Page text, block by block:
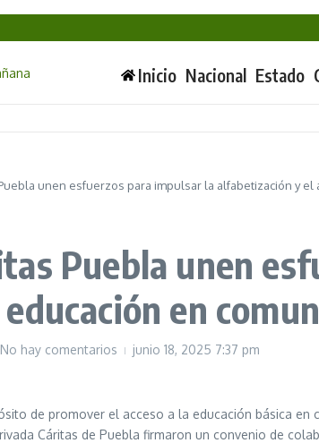
El debate sobre el origen del videojuego
Inicio Nacional Estado
Puebla unen esfuerzos para impulsar la alfabetización y
Puebla unen
educación en
No hay comentarios junio 18, 2025 7:37 pm
de promover el acceso a la educación básica en
Cáritas de Puebla firmaron un convenio de